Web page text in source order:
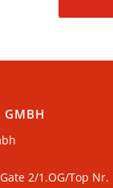
GMBH
2/1.OG/Top Nr.